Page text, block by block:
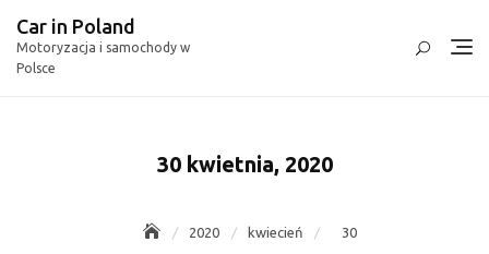
content
Car in Poland
Motoryzacja i samochody w
Polsce
30 kwietnia, 2020
2020 kwiecień 30